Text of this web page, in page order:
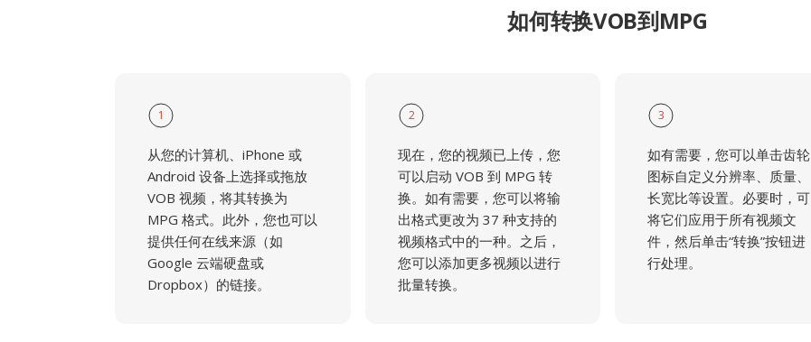
如何转换VOB到MPG
1
从您的计算机、iPhone 或
Android 设备上选择或拖放
VOB 视频，将其转换为
MPG 格式。此外，您也可以
提供任何在线来源（如
Google 云端硬盘或
Dropbox）的链接。
2
现在，您的视频已上传，您
可以启动 VOB 到 MPG 转
换。如有需要，您可以将输
出格式更改为 37 种支持的
视频格式中的一种。之后，
您可以添加更多视频以进行
批量转换。
3
如有需要，您可以单击齿轮
图标自定义分辨率、质量、
长宽比等设置。必要时，可
将它们应用于所有视频文
件，然后单击“转换”按钮进
行处理。